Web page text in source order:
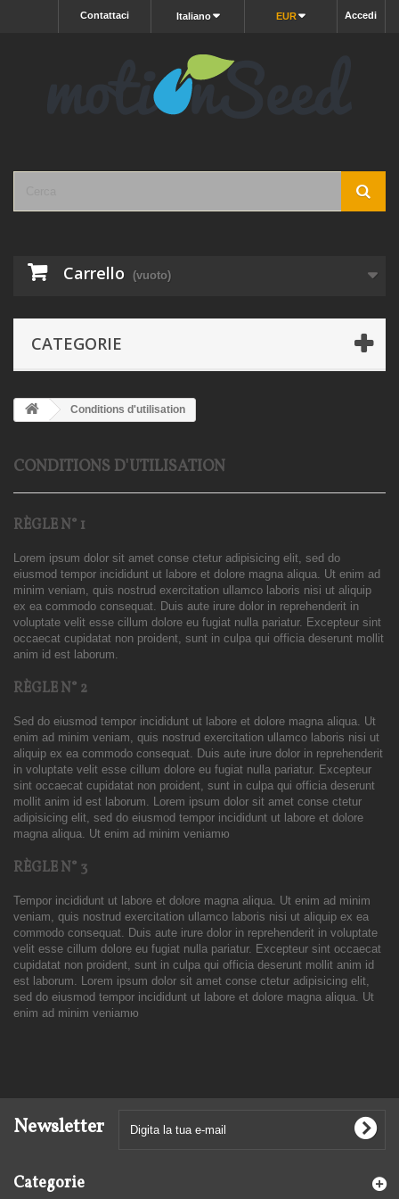
Accedi
EUR
Italiano
Contattaci
Carrello (vuoto)
CATEGORIE
Conditions d'utilisation
CONDITIONS D'UTILISATION
RÈGLE N° 1
Lorem ipsum dolor sit amet conse ctetur adipisicing elit, sed do
eiusmod tempor incididunt ut labore et dolore magna aliqua. Ut enim ad
minim veniam, quis nostrud exercitation ullamco laboris nisi ut aliquip
ex ea commodo consequat. Duis aute irure dolor in reprehenderit in
voluptate velit esse cillum dolore eu fugiat nulla pariatur. Excepteur sint
occaecat cupidatat non proident, sunt in culpa qui officia deserunt mollit
anim id est laborum.
RÈGLE N° 2
Sed do eiusmod tempor incididunt ut labore et dolore magna aliqua. Ut
enim ad minim veniam, quis nostrud exercitation ullamco laboris nisi ut
aliquip ex ea commodo consequat. Duis aute irure dolor in reprehenderit
in voluptate velit esse cillum dolore eu fugiat nulla pariatur. Excepteur
sint occaecat cupidatat non proident, sunt in culpa qui officia deserunt
mollit anim id est laborum. Lorem ipsum dolor sit amet conse ctetur
adipisicing elit, sed do eiusmod tempor incididunt ut labore et dolore
magna aliqua. Ut enim ad minim veniamю
RÈGLE N° 3
Tempor incididunt ut labore et dolore magna aliqua. Ut enim ad minim
veniam, quis nostrud exercitation ullamco laboris nisi ut aliquip ex ea
commodo consequat. Duis aute irure dolor in reprehenderit in voluptate
velit esse cillum dolore eu fugiat nulla pariatur. Excepteur sint occaecat
cupidatat non proident, sunt in culpa qui officia deserunt mollit anim id
est laborum. Lorem ipsum dolor sit amet conse ctetur adipisicing elit,
sed do eiusmod tempor incididunt ut labore et dolore magna aliqua. Ut
enim ad minim veniamю
Newsletter
Categorie